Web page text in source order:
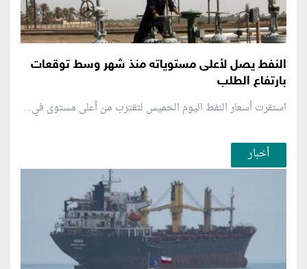
النفط يصل لأعلى مستوياته منذ شهر وسط توقعات
بارتفاع الطلب
استقرت أسعار النفط اليوم الخميس لتقترب من أعلى مستوى في...
أخبار